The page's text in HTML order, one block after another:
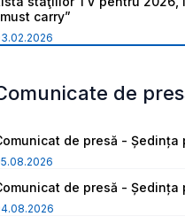
carry”
de
de presă - Ședința
de presă -